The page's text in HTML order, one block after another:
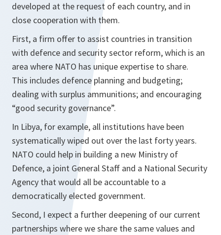
developed at the request of each country, and in
close cooperation with them.
First, a firm offer to assist countries in transition
with defence and security sector reform, which is an
area where NATO has unique expertise to share.
This includes defence planning and budgeting;
dealing with surplus ammunitions; and encouraging
“good security governance”.
In Libya, for example, all institutions have been
systematically wiped out over the last forty years.
NATO could help in building a new Ministry of
Defence, a joint General Staff and a National Security
Agency that would all be accountable to a
democratically elected government.
Second, I expect a further deepening of our current
partnerships where we share the same values and